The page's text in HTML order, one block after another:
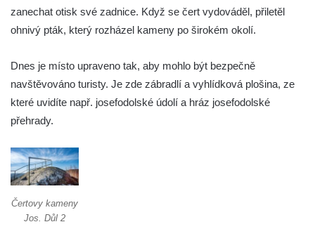
zanechat otisk své zadnice. Když se čert vydováděl, přiletěl
ohnivý pták, který rozházel kameny po širokém okolí.
Dnes je místo upraveno tak, aby mohlo být bezpečně
navštěvováno turisty. Je zde zábradlí a vyhlídková plošina, ze
které uvidíte např. josefodolské údolí a hráz josefodolské
přehrady.
Čertovy kameny
Jos. Důl 2